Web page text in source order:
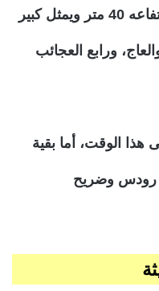
والثالث تمثال زيوس الذي يبلغ ارتفاعه 40 متر ويمثل كبير
ورابع العجائب
هذا الوقت، أما بقية
رودس وضريح